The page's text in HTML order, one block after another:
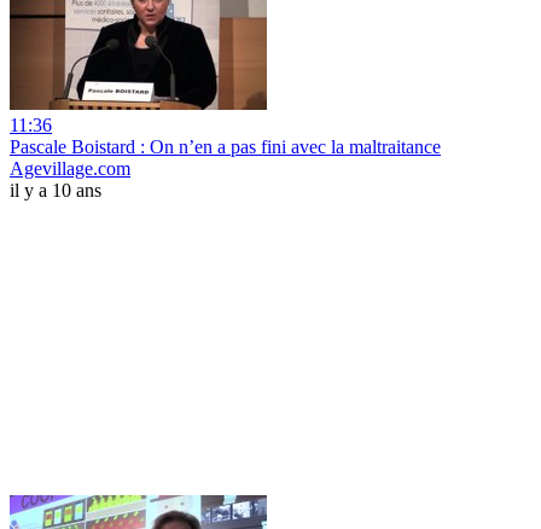
11:36
Pascale Boistard : On n’en a pas fini avec la maltraitance
Agevillage.com
il y a 10 ans